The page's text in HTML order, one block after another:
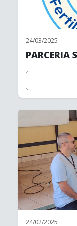
24/03/2025
PARCERIA
24/02/2025